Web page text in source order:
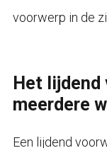
voorwerp in de
Het lijdend
meerdere
Een lijdend